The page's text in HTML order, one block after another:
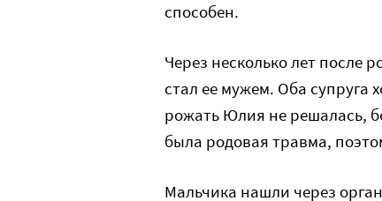
способен.
Через несколько лет после
стал ее мужем. Оба супруга
рожать Юлия не решалась,
была родовая травма,
Мальчика нашли через